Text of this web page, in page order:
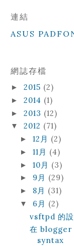
連結
ASUS
網誌存檔
►2015 (2)
►2014 (1)
►2013 (12)
▼2012 (71)
►12月 (2)
►11月 (4)
►10月 (3)
► 9月 (29)
► 8月 (31)
▼ 6月 (2)
vsftpd 的
在 blogger
syntax